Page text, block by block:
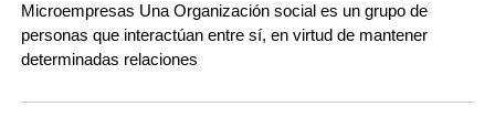
Microempresas Una Organización social es un grupo de
personas que interactúan entre sí, en virtud de mantener
determinadas relaciones